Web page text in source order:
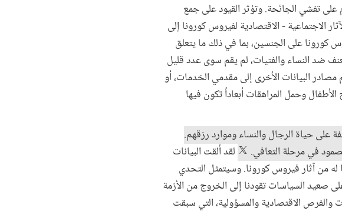
تفشي الجائحة. وتؤثر القيود على جمع
الاجتماعية - الاقتصادية لفيروس كورونا إلى
على الجنسين، بما في ذلك ما يتعلق
ضد النساء والفتيات، لم يقم سوى عدد قليل
البيانات الأخرى إلى مقدمي الخدمات، أو
وحمل المراهقات أبعاداً تكون فيها
على حياة الرجال والنساء وموارد رزقهم.
في مرحلة التعافي.
لقد ألقت البيانات
له من آثار فيروس كورونا. وسيتمثل التحدي
صعيد السياسات تقودنا إلى الخروج من الأزمة
الاقتصادية والمسؤولية، التي سبقت